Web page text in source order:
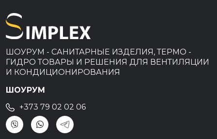
ШОУРУМ - САНИТАРНЫЕ ИЗДЕЛИЯ, ТЕРМО -
ГИДРО ТОВАРЫ И РЕШЕНИЯ ДЛЯ ВЕНТИЛЯЦИИ
И КОНДИЦИОНИРОВАНИЯ
ШОУРУМ
+373 79 02 02 06